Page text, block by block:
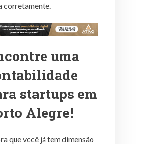
corretamente.
uma
startups em
Alegre!
que você já tem dimensão